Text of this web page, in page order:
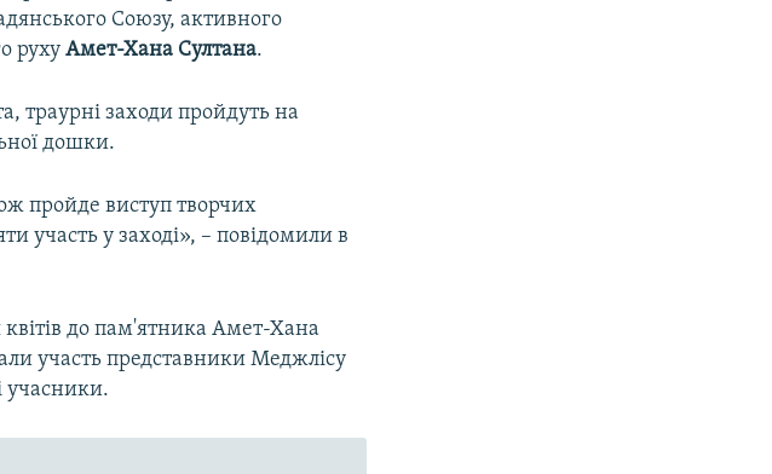
Союзу, активного
рухуАмет-Хана Султана.
траурні заходи пройдуть на
дошки.
пройде виступ творчих
участь у заході», – повідомили в
до пам'ятника Амет-Хана
участь представники Меджлісу
учасники.